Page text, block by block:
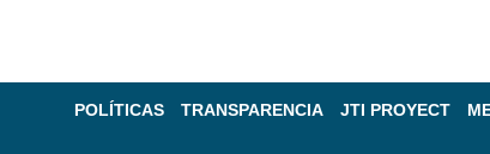
POLÍTICAS TRANSPARENCIA JTI PROYECT